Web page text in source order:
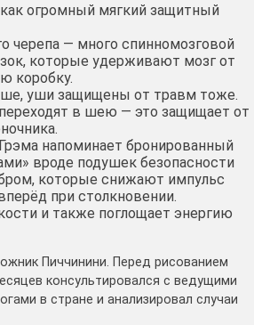
огромный мягкий защитный
черепа — много спинномозговой
которые удерживают мозг от
коробку.
уши защищены от травм тоже.
в шею — это защищает от
напоминает бронированный
вроде подушек безопасности
которые снижают импульс
при столкновении.
и также поглощает энергию
Пиччинини. Перед рисованием
консультировался с ведущими
в стране и анализировал случаи